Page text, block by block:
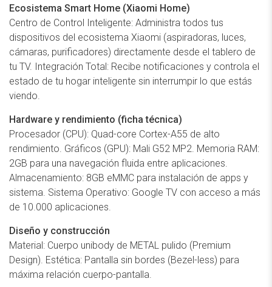
Ecosistema Smart Home (Xiaomi Home)
Centro de Control Inteligente: Administra todos tus
dispositivos del ecosistema Xiaomi (aspiradoras, luces,
cámaras, purificadores) directamente desde el tablero de
tu TV. Integración Total: Recibe notificaciones y controla el
estado de tu hogar inteligente sin interrumpir lo que estás
viendo.
Hardware y rendimiento (ficha técnica)
Procesador (CPU): Quad-core Cortex-A55 de alto
rendimiento. Gráficos (GPU): Mali G52 MP2. Memoria RAM:
2GB para una navegación fluida entre aplicaciones.
Almacenamiento: 8GB eMMC para instalación de apps y
sistema. Sistema Operativo: Google TV con acceso a más
de 10.000 aplicaciones.
Diseño y construcción
Material: Cuerpo unibody de METAL pulido (Premium
Design). Estética: Pantalla sin bordes (Bezel-less) para
máxima relación cuerpo-pantalla.